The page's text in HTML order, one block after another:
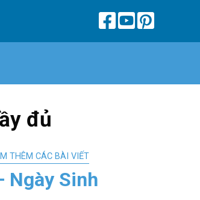
đủ
THÊM CÁC BÀI VIẾT
Ngày Sinh